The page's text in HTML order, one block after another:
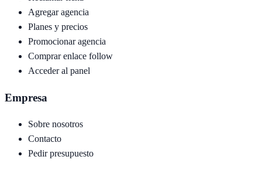
Agregar agencia
Planes y precios
Promocionar agencia
Comprar enlace follow
Acceder al panel
Empresa
Sobre nosotros
Contacto
Pedir presupuesto